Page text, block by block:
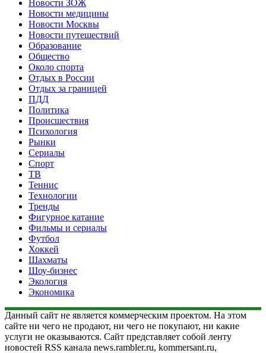
Новости ЗОЖ
Новости медицины
Новости Москвы
Новости путешествий
Образование
Общество
Около спорта
Отдых в России
Отдых за границей
ПДД
Политика
Происшествия
Психология
Рынки
Сериалы
Спорт
ТВ
Теннис
Технологии
Тренды
Фигурное катание
Фильмы и сериалы
Футбол
Хоккей
Шахматы
Шоу-бизнес
Экология
Экономика
Данный сайт не является коммерческим проектом. На этом
сайте ни чего не продают, ни чего не покупают, ни какие
услуги не оказываются. Сайт представляет собой ленту
новостей RSS канала news.rambler.ru, kommersant.ru,